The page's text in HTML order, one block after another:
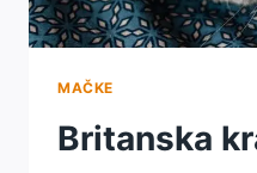
MAČKE
Britanska